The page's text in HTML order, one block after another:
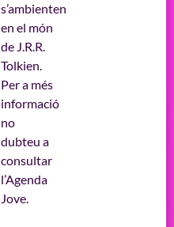
s’ambienten
en el món
de J.R.R.
Tolkien.
Per a més
informació
no
dubteu a
consultar
l’Agenda
Jove.